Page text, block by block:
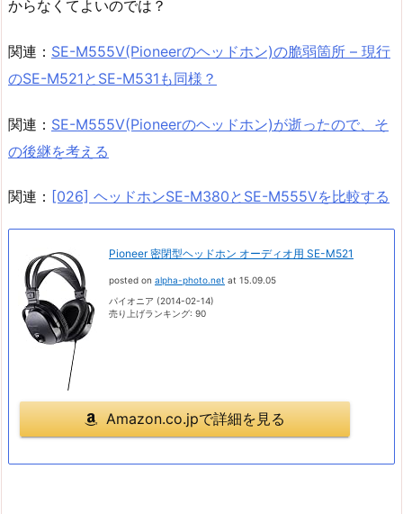
からなくてよいのでは？
関連： SE-M555V(Pioneerのヘッドホン)の脆弱箇所 – 現行
のSE-M521とSE-M531も同様？
関連： SE-M555V(Pioneerのヘッドホン)が逝ったので、そ
の後継を考える
関連： [026] ヘッドホンSE-M380とSE-M555Vを比較する
Pioneer 密閉型ヘッドホン オーディオ用 SE-M521
posted on alpha-photo.net at 15.09.05
パイオニア (2014-02-14)
売り上げランキング: 90
Amazon.co.jpで詳細を見る